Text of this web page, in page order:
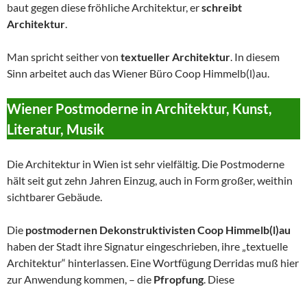
baut gegen diese fröhliche Architektur, erschreibt
Architektur.
Man spricht seither von textueller Architektur. In diesem
Sinn arbeitet auch das Wiener Büro Coop Himmelb(l)au.
Wiener Postmoderne in Architektur, Kunst,
Literatur, Musik
Die Architektur in Wien ist sehr vielfältig. Die Postmoderne
hält seit gut zehn Jahren Einzug, auch in Form großer, weithin
sichtbarer Gebäude.
Die postmodernen Dekonstruktivisten Coop Himmelb(l)au
haben der Stadt ihre Signatur eingeschrieben, ihre „textuelle
Architektur“ hinterlassen. Eine Wortfügung Derridas muß hier
zur Anwendung kommen, – die Pfropfung. Diese